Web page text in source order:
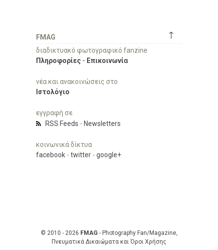
↑
FMAG
διαδικτυακό φωτογραφικό fanzine
Πληροφορίες - Επικοινωνία
νέα και ανακοινώσεις στο
Ιστολόγιο
εγγραφή σε
RSS Feeds - Newsletters
κοινωνικά δίκτυα
facebook - twitter - google+
© 2010 - 2026 FMAG - Photography Fan/Magazine,
Πνευματικά Δικαιώματα και Όροι Χρήσης